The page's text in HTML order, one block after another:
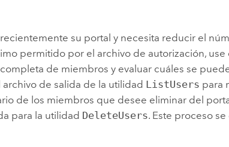
su portal y necesita reducir el
permitido por el archivo de autorización, use
de miembros y evaluar cuáles se
de salida de la utilidad ListUsers para
de los miembros que desee eliminar del
para la utilidad DeleteUsers. Este proceso